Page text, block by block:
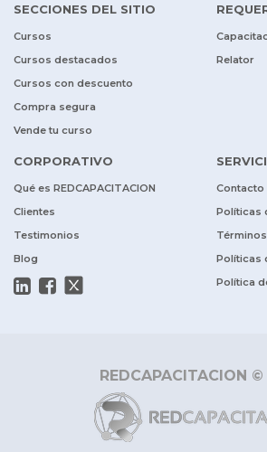
SECCIONES DEL SITIO
Cursos
Cursos destacados
Cursos con descuento
Compra segura
Vende tu curso
Relator
CORPORATIVO
Qué es REDCAPACITACION
Clientes
Testimonios
Blog
Contacto
Políticas
Políticas
Política
REDCAPACITACION